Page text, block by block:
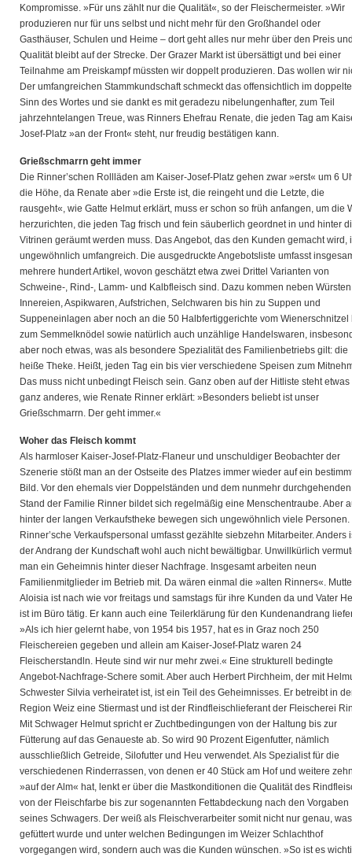
Kompromisse. »Für uns zählt nur die Qualität«, so der Fleischermeister. »Wir
produzieren nur für uns selbst und nicht mehr für den Großhandel oder
Gasthäuser, Schulen und Heime – dort geht alles nur mehr über den Preis
Qualität bleibt auf der Strecke. Der Grazer Markt ist übersättigt und bei einer
Teilnahme am Preiskampf müssten wir doppelt produzieren. Das wollen wir
Der umfangreichen Stammkundschaft schmeckt das offensichtlich im
Sinn des Wortes und sie dankt es mit geradezu nibelungenhafter, zum Teil
jahrzehntelangen Treue, was Rinners Ehefrau Renate, die jeden Tag am
Josef-Platz »an der Front« steht, nur freudig bestätigen kann.
Grießschmarrn geht immer
Die Rinner’schen Rollläden am Kaiser-Josef-Platz gehen zwar »erst« um 6
die Höhe, da Renate aber »die Erste ist, die reingeht und die Letzte, die
rausgeht«, wie Gatte Helmut erklärt, muss er schon so früh anfangen, um die
herzurichten, die jeden Tag frisch und fein säuberlich geordnet in und hinter
Vitrinen geräumt werden muss. Das Angebot, das den Kunden gemacht wird,
ungewöhnlich umfangreich. Die ausgedruckte Angebotsliste umfasst
mehrere hundert Artikel, wovon geschätzt etwa zwei Drittel Varianten von
Schweine-, Rind-, Lamm- und Kalbfleisch sind. Dazu kommen neben
Innereien, Aspikwaren, Aufstrichen, Selchwaren bis hin zu Suppen und
Suppeneinlagen aber noch an die 50 Halbfertiggerichte vom Wienerschnitzel
zum Semmelknödel sowie natürlich auch unzählige Handelswaren,
aber noch etwas, was als besondere Spezialität des Familienbetriebs gilt: die
heiße Theke. Heißt, jeden Tag ein bis vier verschiedene Speisen zum
Das muss nicht unbedingt Fleisch sein. Ganz oben auf der Hitliste steht etwas
ganz anderes, wie Renate Rinner erklärt: »Besonders beliebt ist unser
Grießschmarrn. Der geht immer.«
Woher das Fleisch kommt
Als harmloser Kaiser-Josef-Platz-Flaneur und unschuldiger Beobachter der
Szenerie stößt man an der Ostseite des Platzes immer wieder auf ein
Bild. Vor den ehemals vier Doppelständen und dem nunmehr durchgehenden
Stand der Familie Rinner bildet sich regelmäßig eine Menschentraube. Aber
hinter der langen Verkaufstheke bewegen sich ungewöhnlich viele Personen.
Rinner’sche Verkaufspersonal umfasst gezählte siebzehn Mitarbeiter. Anders
der Andrang der Kundschaft wohl auch nicht bewältigbar. Unwillkürlich
man ein Geheimnis hinter dieser Nachfrage. Insgesamt arbeiten neun
Familienmitglieder im Betrieb mit. Da wären einmal die »alten Rinners«.
Aloisia ist nach wie vor freitags und samstags für ihre Kunden da und Vater
ist im Büro tätig. Er kann auch eine Teilerklärung für den Kundenandrang
»Als ich hier gelernt habe, von 1954 bis 1957, hat es in Graz noch 250
Fleischereien gegeben und allein am Kaiser-Josef-Platz waren 24
Fleischerstandln. Heute sind wir nur mehr zwei.« Eine strukturell bedingte
Angebot-Nachfrage-Schere somit. Aber auch Herbert Pirchheim, der mit
Schwester Silvia verheiratet ist, ist ein Teil des Geheimnisses. Er betreibt in
Region Weiz eine Stiermast und ist der Rindfleischlieferant der Fleischerei
Mit Schwager Helmut spricht er Zuchtbedingungen von der Haltung bis zur
Fütterung auf das Genaueste ab. So wird 90 Prozent Eigenfutter, nämlich
ausschließlich Getreide, Silofutter und Heu verwendet. Als Spezialist für die
verschiedenen Rinderrassen, von denen er 40 Stück am Hof und weitere
»auf der Alm« hat, lenkt er über die Mastkonditionen die Qualität des
von der Fleischfarbe bis zur sogenannten Fettabdeckung nach den Vorgaben
seines Schwagers. Der weiß als Fleischverarbeiter somit nicht nur genau, was
gefüttert wurde und unter welchen Bedingungen im Weizer Schlachthof
vorgegangen wird, sondern auch was die Kunden wünschen. »So ist es